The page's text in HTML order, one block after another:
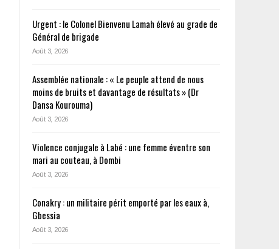
Urgent : le Colonel Bienvenu Lamah élevé au grade de
Général de brigade
Août 3, 2026
Assemblée nationale : « Le peuple attend de nous
moins de bruits et davantage de résultats » (Dr
Dansa Kourouma)
Août 3, 2026
Violence conjugale à Labé : une femme éventre son
mari au couteau, à Dombi
Août 3, 2026
Conakry : un militaire périt emporté par les eaux à,
Gbessia
Août 3, 2026